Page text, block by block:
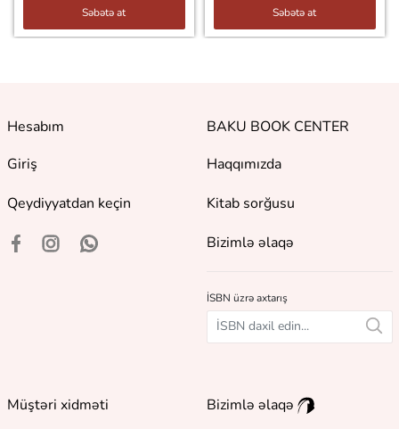
Səbətə at Səbətə at
Hesabım
Giriş
Qeydiyyatdan keçin
BAKU BOOK CENTER
Haqqımızda
Kitab sorğusu
Bizimlə əlaqə
İSBN üzrə axtarış
Müştəri xidməti Bizimlə əlaqə